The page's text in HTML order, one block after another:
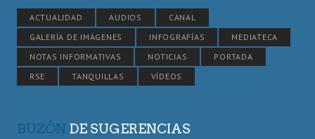
ACTUALIDAD AUDIOS
CANAL
GALERÍA DE IMÁGENES
INFOGRAFÍAS
MEDIATECA
NOTAS INFORMATIVAS
NOTICIAS
PORTADA
RSE
TANQUILLAS VÍDEOS
BUZÓN DE SUGERENCIAS